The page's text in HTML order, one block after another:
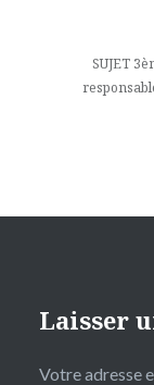
l’articleSUJET
Laisser
Votre adresse